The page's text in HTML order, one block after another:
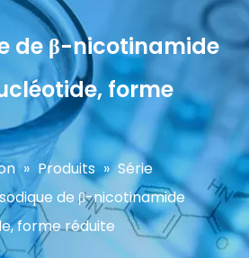
de β-nicotinamide
forme
» Produits » Série
de β-nicotinamide
forme réduite